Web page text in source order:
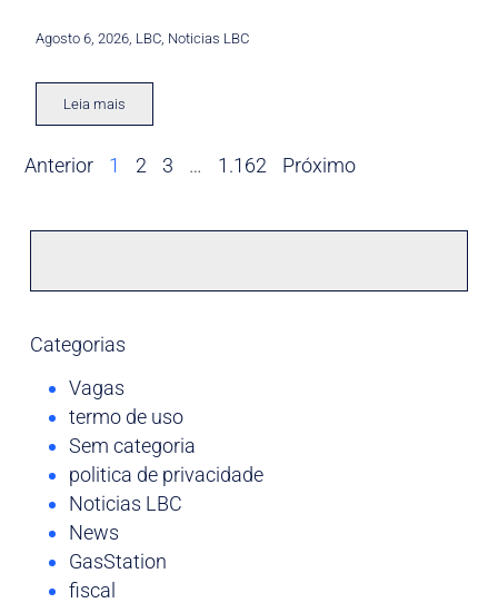
Agosto 6, 2026 LBC Noticias LBC
Leia mais
Anterior 1 2 3 … 1.162 Próximo
Categorias
Vagas
termo de uso
Sem categoria
politica de privacidade
Noticias LBC
News
GasStation
fiscal